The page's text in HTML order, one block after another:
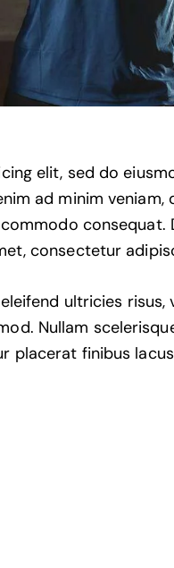
elit, sed do
ad minim veniam,
consequat.
consectetur
ultricies risus,
Nullam
placerat finibus